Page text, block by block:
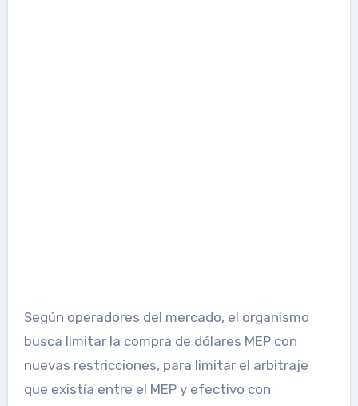
Según operadores del mercado, el organismo
busca limitar la compra de dólares MEP con
nuevas restricciones, para limitar el arbitraje
que existía entre el MEP y efectivo con